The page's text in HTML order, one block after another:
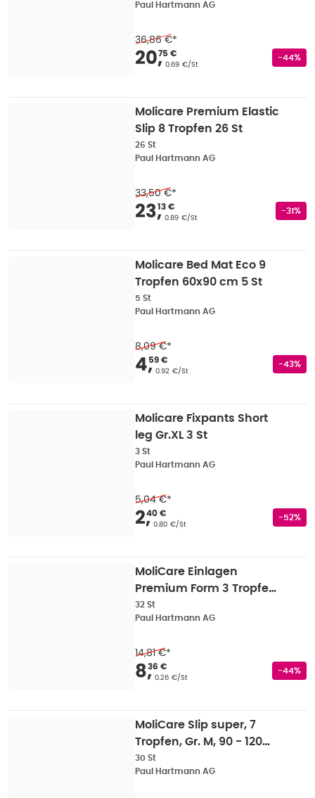
Paul Hartmann AG
36,86 €*
Verkaufspreis
20,
75 €
Grundpreis
0.69 €/St
-44%
Molicare Premium Elastic
Slip 8 Tropfen 26 St
26 St
Paul Hartmann AG
33,50 €*
Verkaufspreis
23,
13 €
Grundpreis
0.89 €/St
-31%
Molicare Bed Mat Eco 9
Tropfen 60x90 cm 5 St
5 St
Paul Hartmann AG
8,09 €*
Verkaufspreis 4,59
4,59 €
Grundpreis
0.92 €/St
-43%
Molicare Fixpants Short
leg Gr.XL 3 St
3 St
Paul Hartmann AG
5,04 €*
Verkaufspreis 2,40
2,
40 €
Grundpreis
0.80 €/St
-52%
MoliCare Einlagen
Premium Form 3 Tropfen
32 St
32 St
Paul Hartmann AG
14,81 €*
Verkaufspreis 8,36
8,
36 €
Grundpreis
0.26 €/St
-44%
MoliCare Slip super, 7
Tropfen, Gr. M, 90 - 120
cm Hüftumfang 30 St
30 St
Paul Hartmann AG